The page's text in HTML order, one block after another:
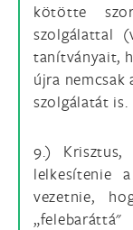
kötötte
szolgálattal
tanítványait,
újra nemcsak
szolgálatát is.
9.) Krisztus,
lelkesítenie
vezetnie,